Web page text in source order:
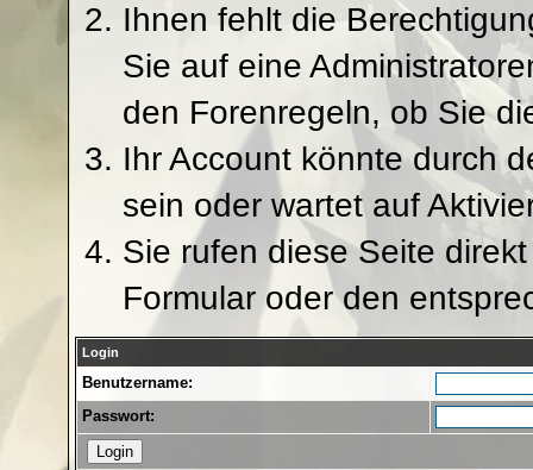
Ihnen fehlt die
Sie auf eine
den Forenregeln, ob Sie
Ihr Account könnte durch
sein oder wartet auf
Sie rufen diese Seite
Formular oder den
Login
Benutzername:
Passwort: